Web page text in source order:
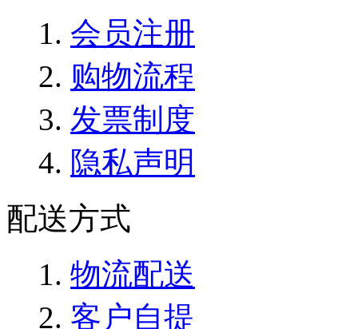
会员注册
购物流程
发票制度
隐私声明
配送方式
物流配送
客户自提